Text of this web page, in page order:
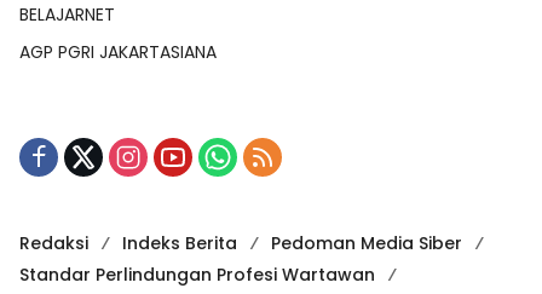
BELAJARNET
AGP PGRI JAKARTASIANA
Redaksi Indeks Berita
Pedoman Media Siber
Standar Perlindungan Profesi Wartawan